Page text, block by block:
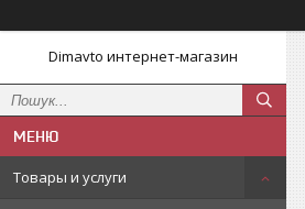
Dimavto интернет-магазин
Товары и услуги